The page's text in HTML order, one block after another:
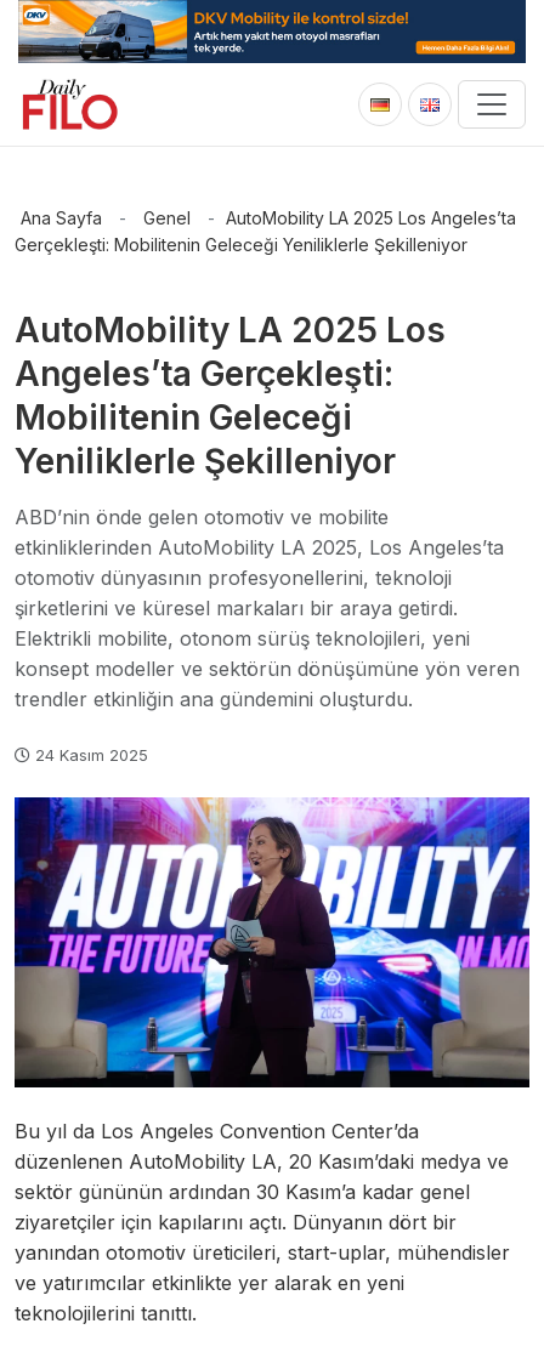
Ana Sayfa - Genel - AutoMobility LA 2025 Los Angeles’ta
Gerçekleşti: Mobilitenin Geleceği Yeniliklerle Şekilleniyor
AutoMobility LA 2025 Los
Angeles’ta Gerçekleşti:
Mobilitenin Geleceği
Yeniliklerle Şekilleniyor
ABD’nin önde gelen otomotiv ve mobilite
etkinliklerinden AutoMobility LA 2025, Los Angeles’ta
otomotiv dünyasının profesyonellerini, teknoloji
şirketlerini ve küresel markaları bir araya getirdi.
Elektrikli mobilite, otonom sürüş teknolojileri, yeni
konsept modeller ve sektörün dönüşümüne yön veren
trendler etkinliğin ana gündemini oluşturdu.
24 Kasım 2025
Bu yıl da Los Angeles Convention Center’da
düzenlenen AutoMobility LA, 20 Kasım’daki medya ve
sektör gününün ardından 30 Kasım’a kadar genel
ziyaretçiler için kapılarını açtı. Dünyanın dört bir
yanından otomotiv üreticileri, start-uplar, mühendisler
ve yatırımcılar etkinlikte yer alarak en yeni
teknolojilerini tanıttı.